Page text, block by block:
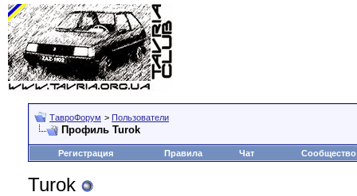
ТавроФорум > Пользователи
Профиль Turok
Регистрация Правила Чат Сообщество
Turok